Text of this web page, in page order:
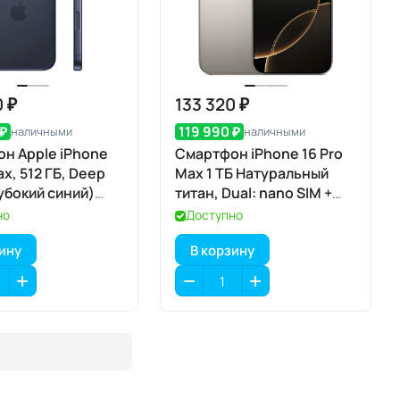
₽
наличными
Apple iPhone
512 ГБ, Deep
синий)
133 320 ₽
119 990 ₽ наличными
Смартфон iPhone 16 Pro
Max 1 ТБ Натуральный
титан, Dual: nano SIM +
eSIM
Доступно
В корзину